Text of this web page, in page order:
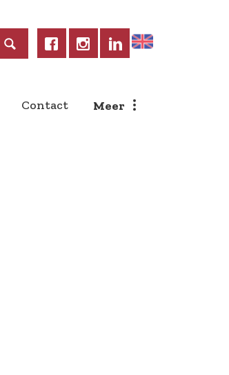
Contact Meer
Home